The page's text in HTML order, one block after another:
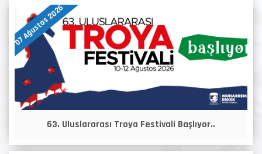
07 Ağustos 2026
63. Uluslararası Troya Festivali Başlıyor..